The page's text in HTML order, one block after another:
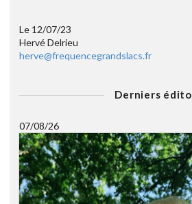
Le 12/07/23
Hervé Delrieu
herve@frequencegrandslacs.fr
Derniers édito
07/08/26